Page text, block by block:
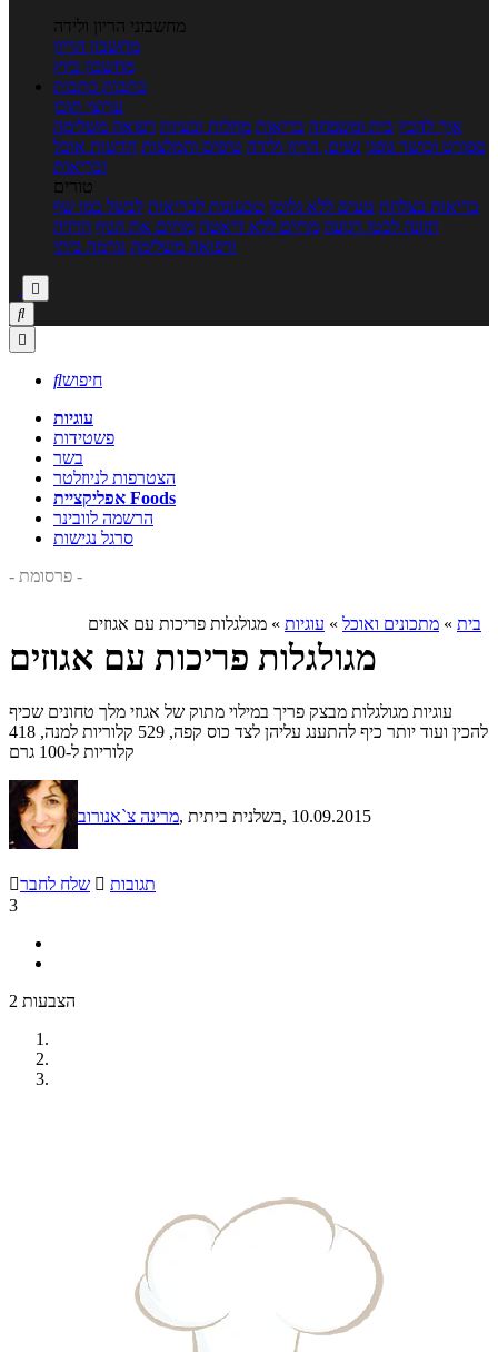
מחשבוני הריון ולידה
מחשבון הריון
מחשבון ביוץ
כתבות כתבות
ערוצי תוכן
איך להכין בית ומשפחה בריאות מחלות ובעיות רפואה משלימה
ספורט וכושר גופני נשים, הריון ולידה טיפים והמלצות חדשות אוכל
ובריאות
טורים
בריאות בצלחת טעים ללא גלוטן טבעונות לבריאות לבשל כמו שף
תזונה לבטן רגועה מרזים ללא דיאטה מזיזים את הגוף הרזיה
ורפואה משלימה גורמה ביתי



חיפוש
עוגיות
פשטידות
בשר
הצטרפות לניוזלטר
אפליקציית Foods
הרשמה לוובינר
סרגל נגישות
- פרסומת -
בית » מתכונים ואוכל » עוגיות » מגולגלות פריכות עם אגוזים
מגולגלות פריכות עם אגוזים
עוגיות מגולגלות מבצק פריך במילוי מתוק של אגוזי מלך טחונים שכיף
להכין ועוד יותר כיף להתענג עליהן לצד כוס קפה, 529 קלוריות למנה, 418
קלוריות ל-100 גרם
מרינה צ`אנורוב , בשלנית ביתית, 10.09.2015
שלח לחבר  תגובות
3
2 הצבעות